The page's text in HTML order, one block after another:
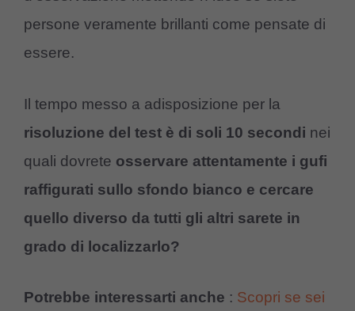
persone veramente brillanti come pensate di
essere.
Il tempo messo a adisposizione per la
risoluzione del test è di soli 10 secondi nei
quali dovrete osservare attentamente i gufi
raffigurati sullo sfondo bianco e cercare
quello diverso da tutti gli altri sarete in
grado di localizzarlo?
Potrebbe interessarti anche : Scopri se sei